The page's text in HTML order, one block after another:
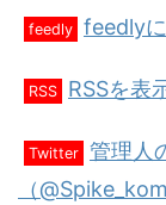
feedly feedly
RSS RSSを表
Twitter 管理人
（